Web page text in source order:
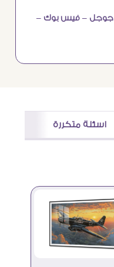
جوجل – فيس بوك –
اسئلة متكررة